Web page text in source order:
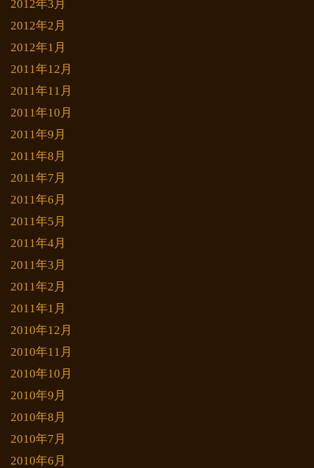
2012年3月
2012年2月
2012年1月
2011年12月
2011年11月
2011年10月
2011年9月
2011年8月
2011年7月
2011年6月
2011年5月
2011年4月
2011年3月
2011年2月
2011年1月
2010年12月
2010年11月
2010年10月
2010年9月
2010年8月
2010年7月
2010年6月